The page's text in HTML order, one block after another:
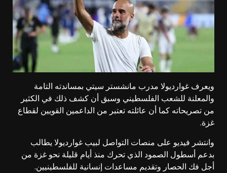
ويعرف غوارديولا مدرب مانشستر سيتي بمساندته التامة
والمعلنة للشعب الفلسطيني وسبق أن كشف ذلك في الكثير
من تصريحاته كما أن عائلته تعتبر من الداعمين القويين لقطاع
غزة.
وانتشر فيديو على منصات التواصل لبيب غوارديولا يطالب
بدعم أسطول الصمود الذي تحرك منذ أيام قليلة نحو غزة من
أجل فك الحصار وتقديم مساعدات إنسانية للفلسطينيين.